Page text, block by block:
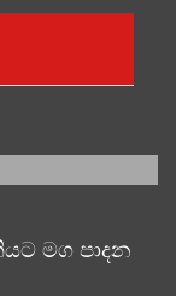
මග පාදන